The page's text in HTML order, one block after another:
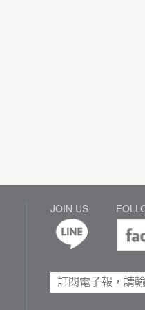
JOIN US